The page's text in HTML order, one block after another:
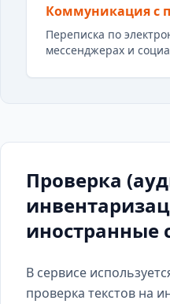
Коммуникация с
Переписка по
мессенджерах и
Проверка
иностранные
В сервисе
проверка текстов на